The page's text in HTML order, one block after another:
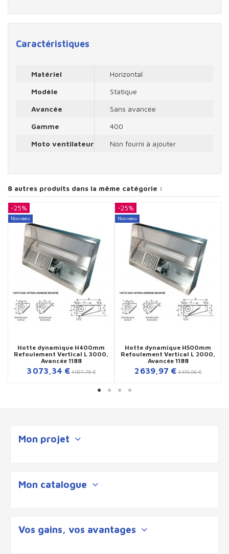
Caractéristiques
Matériel
Horizontal
Modèle
Statique
Avancée
Sans avancée
Gamme
400
Moto ventilateur
Non fourni à ajouter
8 autres produits dans la même catégorie :
-25%
Nouveau
Hotte dynamique H400mm
Refoulement Vertical L 3000,
Avancée 1188
3 073,34 € 4 097,78 €
-25%
Nouveau
Hotte dynamique H500mm
Refoulement Vertical L 2000,
Avancée 1188
2 639,97 € 3 519,96 €
Mon projet
Mon catalogue
Vos gains, vos avantages